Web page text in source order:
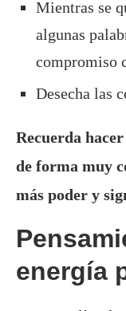
Mientras se
algunas
compromiso
Desecha las
Recuerda
de forma muy
más poder y
energía